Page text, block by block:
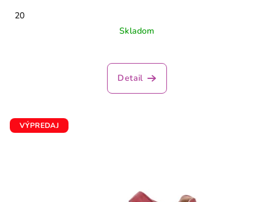
20
Skladom
hodnotenie
produktu
Detail
VÝPREDAJ